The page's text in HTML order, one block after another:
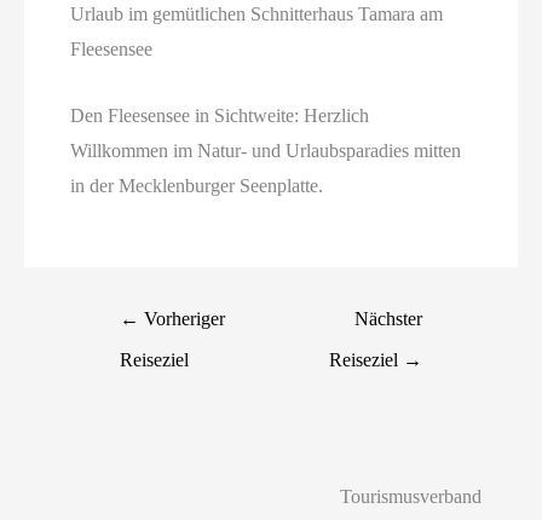
Urlaub im gemütlichen Schnitterhaus Tamara am
Fleesensee
Den Fleesensee in Sichtweite: Herzlich
Willkommen im Natur- und Urlaubsparadies mitten
in der Mecklenburger Seenplatte.
← Vorheriger
Reiseziel
Nächster
Reiseziel →
Tourismusverband